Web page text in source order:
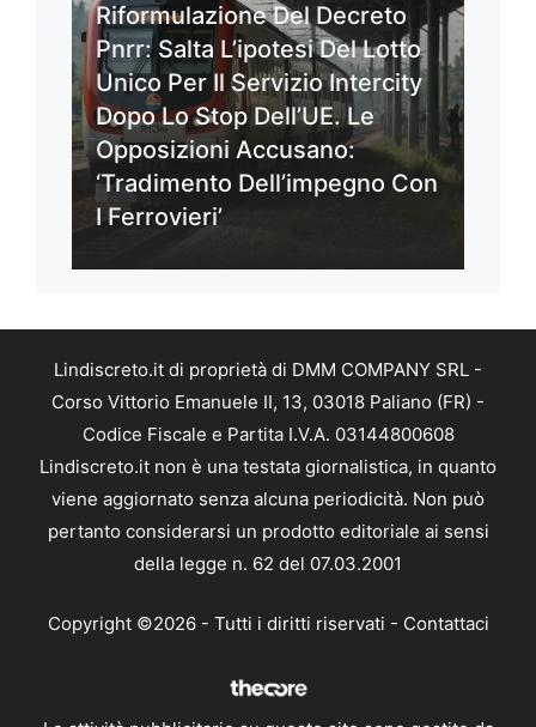
Riformulazione Del Decreto
Pnrr: Salta L’ipotesi Del Lotto
Unico Per Il Servizio Intercity
Dopo Lo Stop Dell’UE. Le
Opposizioni Accusano:
‘Tradimento Dell’impegno Con
I Ferrovieri’
Lindiscreto.it di proprietà di DMM COMPANY SRL -
Corso Vittorio Emanuele II, 13, 03018 Paliano (FR) -
Codice Fiscale e Partita I.V.A. 03144800608
Lindiscreto.it non è una testata giornalistica, in quanto
viene aggiornato senza alcuna periodicità. Non può
pertanto considerarsi un prodotto editoriale ai sensi
della legge n. 62 del 07.03.2001
Copyright ©2026 - Tutti i diritti riservati - Contattaci